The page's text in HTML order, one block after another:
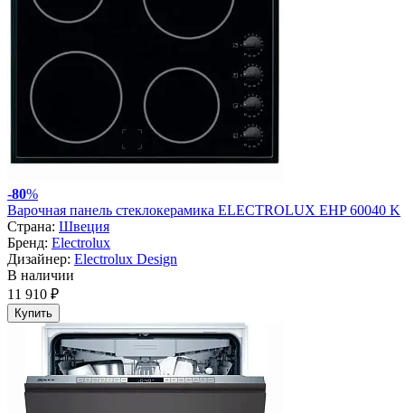
-80%
Варочная панель стеклокерамика ELECTROLUX EHP 60040 K
Страна: Швеция
Бренд: Electrolux
Дизайнер: Electrolux Design
В наличии
11 910 ₽
Купить